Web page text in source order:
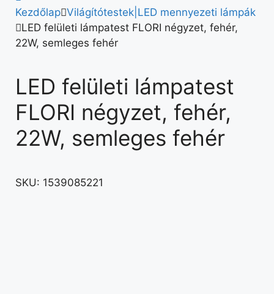
Kezdőlap Világítótestek|LED mennyezeti lámpák
LED felületi lámpatest FLORI négyzet, fehér,
22W, semleges fehér
LED felületi lámpatest
FLORI négyzet, fehér,
22W, semleges fehér
SKU: 1539085221